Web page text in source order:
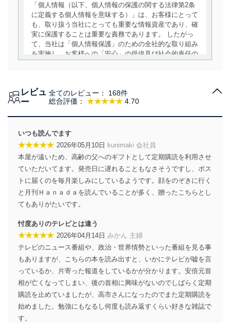
「個人情報（以下、個人情報の保護の関する法律第2条
に定義する個人情報を意味する）」は、お客様にとって
も、取り扱う当社にとっても重要な情報資産であり、確
実に保護することは重要な責務であります。 したがっ
て、当社は「個人情報保護」のための全社的な取り組み
を実施し、お客様への「安心」の提供及び社会的責任の
当社は、個人情報の取得・利用・提供に際して、その利
得・利用・提供を行います。また、当社が保有している
個人情報は、同意を得ずに目的外利用、第三者への提
供・開示は行いません。当社においてはこれらの取り組
みを確実にするため、従業者等の教育を徹底してまいり
ます。また、目的外利用を行わないために、適切な管理
措置を講じます。
法令遵守
その他の規範を遵守します。また、当社の管理の仕組み
に、これらの法令及びその他の規範を常に適合させま
す。
個人情報の安全管理措置
当社は、個人情報の正確性及び安全性を確保するため
に、下記セキュリティ対策をはじめとする安全対策を実
施し、個人情報の漏えい、滅失またはき損の防止及び是
正に努めます。
レビュ
ー
総合評価： ★★★★★ 4.70
全てのレビュー： 168件
いつも読んでます
★★★★★ 2026年05月10日 kunimaki 会社員
本屋が遠いため、高齢の父へのギフトとして定期購読を利用させ
ていただいてます。発売日に遅れることもなさそうですし、ポス
トに届くのを毎月楽しみにしているようです。顔をのぞきに行く
と月刊Ｈａｎａｄａを読んでいることが多く、贈ったこちらとし
てもありがたいです。
忖度ありのテレビとは違う
★★★★★ 2026年04月14日 みかん 主婦
テレビのニュース番組や、政治・世界情勢といった番組を見る事
もありますが、こちらの本を読み出すと、いかにテレビが嘘を言
っているか、片寄った報道をしているかが分かります。安倍元首
相が亡くなってしまい、後の首相に興味がないのでしばらく定期
購読を止めていましたが、高市さんになったのでまた定期購読を
始めました。勉強にもなるし何度も読み返すくらい好きな雑誌で
す。